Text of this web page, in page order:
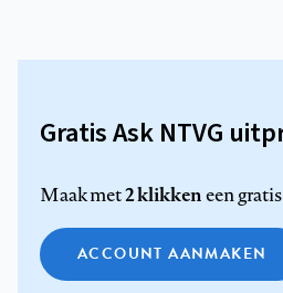
Gratis Ask NTVG
Maak met2 klikkeneen
ACCOUNT AANMAKEN